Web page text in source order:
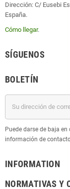
Dirección: C/ Eusebi
España.
Cómo llegar.
SÍGUENOS
BOLETÍN
Puede darse de baja
información de
INFORMATION
NORMATIVAS Y